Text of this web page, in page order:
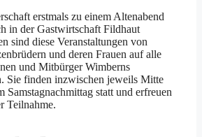
erstmals zu einem Altenabend
in der Gastwirtschaft Fildhaut
sind diese Veranstaltungen von
und deren Frauen auf alle
und Mitbürger Wimberns
Sie finden inzwischen jeweils Mitte
Samstagnachmittag statt und erfreuen
Teilnahme.